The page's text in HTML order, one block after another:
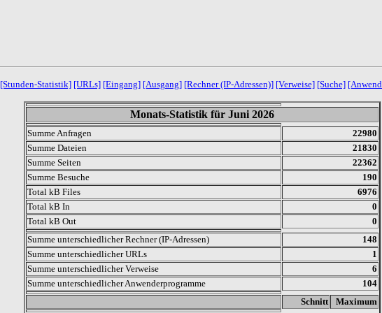
[Stunden-Statistik] [URLs] [Eingang] [Ausgang] [Rechner (IP-Adressen)] [Verweise] [Suche]
Monats-Statistik für Juni 2026
Summe Anfragen
22980
Summe Dateien
21830
Summe Seiten
22362
Summe Besuche
190
Total kB Files
6976
Total kB In
0
Total kB Out
0
Summe unterschiedlicher Rechner (IP-Adressen)
148
Summe unterschiedlicher URLs
1
Summe unterschiedlicher Verweise
6
Summe unterschiedlicher Anwenderprogramme
104
Schnitt Maximum